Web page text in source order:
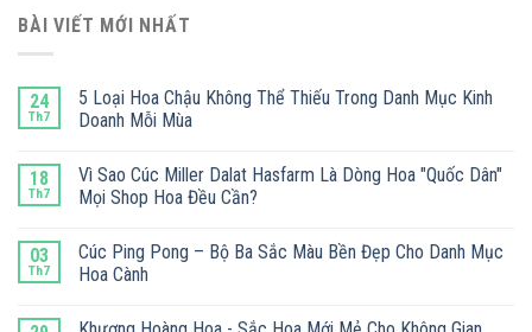
BÀI VIẾT MỚI NHẤT
24
Th7
5 Loại Hoa Chậu Không Thể Thiếu Trong Danh Mục Kinh
Doanh Mỗi Mùa
18
Th7
Vì Sao Cúc Miller Dalat Hasfarm Là Dòng Hoa "Quốc Dân"
Mọi Shop Hoa Đều Cần?
03
Th7
Cúc Ping Pong – Bộ Ba Sắc Màu Bền Đẹp Cho Danh Mục
Hoa Cành